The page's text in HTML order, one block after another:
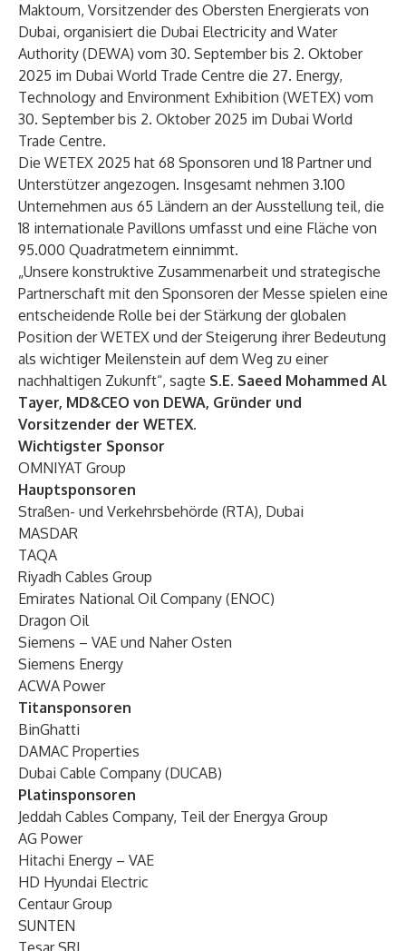
Maktoum, Vorsitzender des Obersten Energierats von
Dubai, organisiert die Dubai Electricity and Water
Authority (DEWA) vom 30. September bis 2. Oktober
2025 im Dubai World Trade Centre die 27. Energy,
Technology and Environment Exhibition (WETEX) vom
30. September bis 2. Oktober 2025 im Dubai World
Trade Centre.
Die WETEX 2025 hat 68 Sponsoren und 18 Partner und
Unterstützer angezogen. Insgesamt nehmen 3.100
Unternehmen aus 65 Ländern an der Ausstellung teil, die
18 internationale Pavillons umfasst und eine Fläche von
95.000 Quadratmetern einnimmt.
„Unsere konstruktive Zusammenarbeit und strategische
Partnerschaft mit den Sponsoren der Messe spielen eine
entscheidende Rolle bei der Stärkung der globalen
Position der WETEX und der Steigerung ihrer Bedeutung
als wichtiger Meilenstein auf dem Weg zu einer
nachhaltigen Zukunft“, sagte S.E. Saeed Mohammed Al
Tayer, MD&CEO von DEWA, Gründer und
Vorsitzender der WETEX.
Wichtigster Sponsor
OMNIYAT Group
Hauptsponsoren
Straßen- und Verkehrsbehörde (RTA), Dubai
MASDAR
TAQA
Riyadh Cables Group
Emirates National Oil Company (ENOC)
Dragon Oil
Siemens – VAE und Naher Osten
Siemens Energy
ACWA Power
Titansponsoren
BinGhatti
DAMAC Properties
Dubai Cable Company (DUCAB)
Platinsponsoren
Jeddah Cables Company, Teil der Energya Group
AG Power
Hitachi Energy – VAE
HD Hyundai Electric
Centaur Group
SUNTEN
Tesar SRL